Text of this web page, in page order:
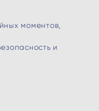
моментов,
и